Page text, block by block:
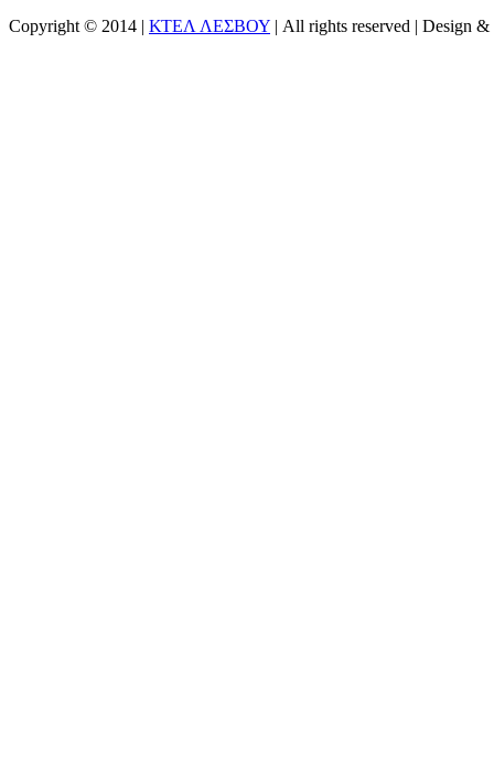
Copyright © 2014 | ΚΤΕΛ ΛΕΣΒΟΥ | All rights reserved | Design &